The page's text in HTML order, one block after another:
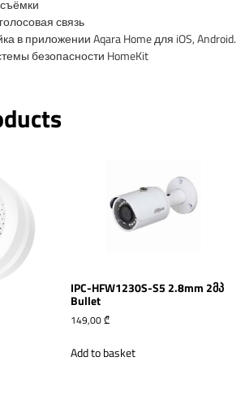
связь
в приложении Aqara Home для iOS, Android.
безопасности HomeKit
IPC-HFW1230S-S5 2.8mm 2მპ
Bullet
149,00₾
Add to basket